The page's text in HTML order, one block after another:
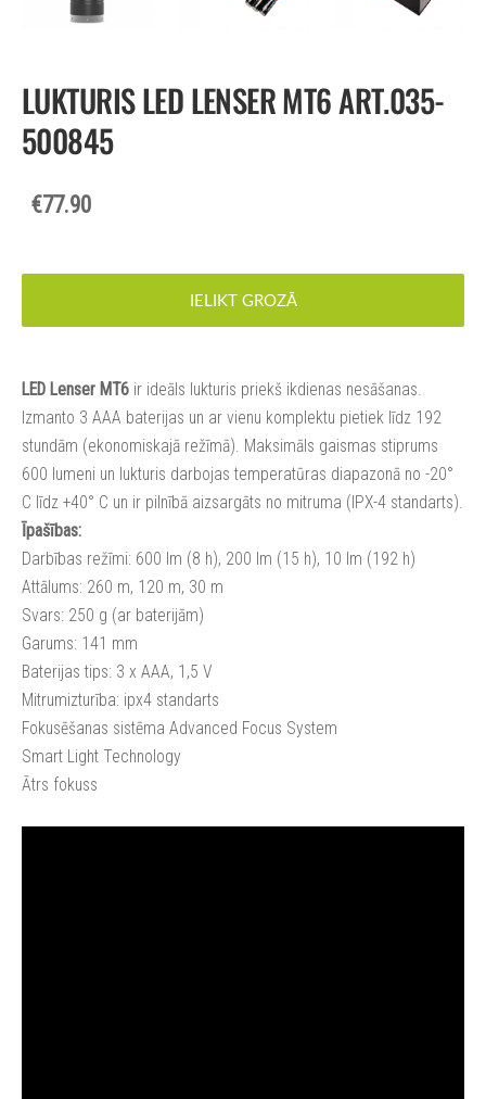
LUKTURIS LED LENSER MT6 ART.035-
500845
€77.90
IELIKT GROZĀ
LED Lenser MT6 ir ideāls lukturis priekš ikdienas nesāšanas.
Izmanto 3 AAA baterijas un ar vienu komplektu pietiek līdz 192
stundām (ekonomiskajā režīmā). Maksimāls gaismas stiprums
600 lumeni un lukturis darbojas temperatūras diapazonā no -20°
C līdz +40° C un ir pilnībā aizsargāts no mitruma (IPX-4 standarts).
Īpašības:
Darbības režīmi: 600 lm (8 h), 200 lm (15 h), 10 lm (192 h)
Attālums: 260 m, 120 m, 30 m
Svars: 250 g (ar baterijām)
Garums: 141 mm
Baterijas tips: 3 x AAA, 1,5 V
Mitrumizturība: ipx4 standarts
Fokusēšanas sistēma Advanced Focus System
Smart Light Technology
Ātrs fokuss